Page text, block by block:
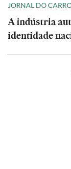
JORNAL DO
A indústria
identidade